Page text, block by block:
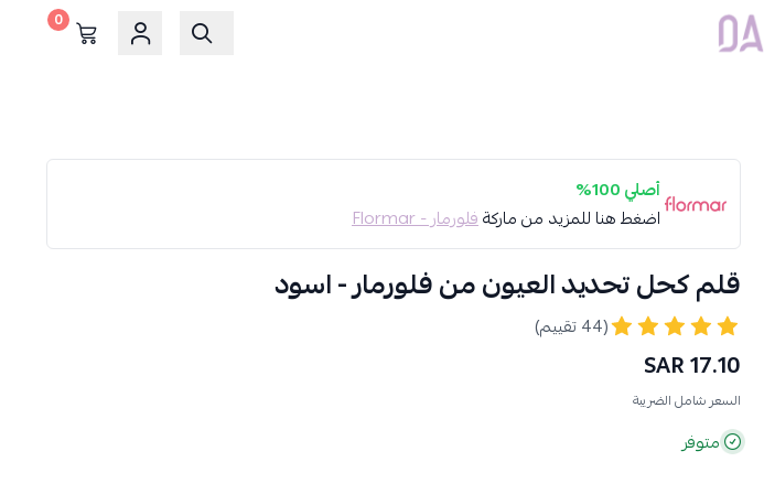
Dar Alamirat
0
أصلي 100%
اضغط هنا للمزيد من ماركةفلورمار - Flormar
قلم كحل تحديد العيون من فلورمار - اسود
(44 تقييم)
17.10 SAR
السعر شامل الضريبة
متوفر